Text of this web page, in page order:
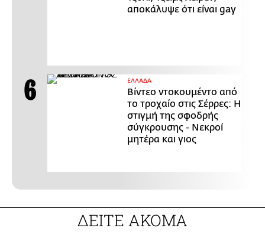
αποκάλυψε ότι είναι gay
ΕΛΛΑΔΑ
Βίντεο ντοκουμέντο από
το τροχαίο στις Σέρρες: Η
στιγμή της σφοδρής
σύγκρουσης - Νεκροί
μητέρα και γιος
ΔΕΙΤΕ ΑΚΟΜΑ